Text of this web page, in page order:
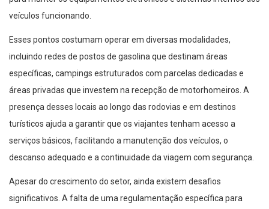
veículos funcionando.
Esses pontos costumam operar em diversas modalidades,
incluindo redes de postos de gasolina que destinam áreas
específicas, campings estruturados com parcelas dedicadas e
áreas privadas que investem na recepção de motorhomeiros. A
presença desses locais ao longo das rodovias e em destinos
turísticos ajuda a garantir que os viajantes tenham acesso a
serviços básicos, facilitando a manutenção dos veículos, o
descanso adequado e a continuidade da viagem com segurança.
Apesar do crescimento do setor, ainda existem desafios
significativos. A falta de uma regulamentação específica para